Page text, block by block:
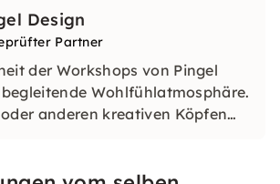
Design
Partner
der Workshops von Pingel
Wohlfühlatmosphäre.
anderen kreativen Köpfen
optimalen Voraussetzungen für